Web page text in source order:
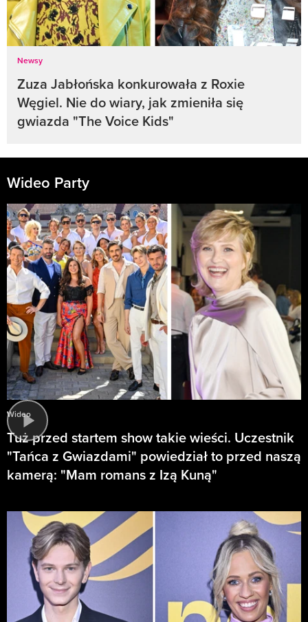
Newsy
Zuza Jabłońska konkurowała z Roxie
Węgiel. Nie do wiary, jak zmieniła się
gwiazda "The Voice Kids"
Wideo Party
Wideo
Tuż przed startem show takie wieści. Uczestnik
"Tańca z Gwiazdami" powiedział to przed naszą
kamerą: "Mam romans z Izą Kuną"